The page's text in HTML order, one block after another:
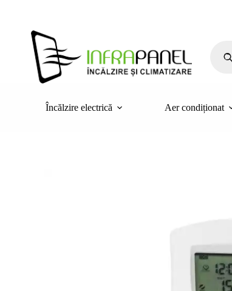
search
Încălzire electrică Aer condiționat